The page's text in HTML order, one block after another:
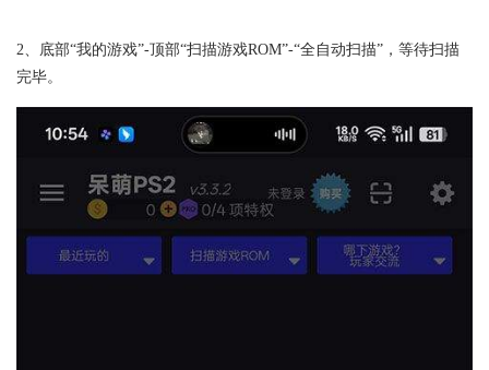
2、底部“我的游戏”-顶部“扫描游戏ROM”-“全自动扫描”，等待扫描
完毕。